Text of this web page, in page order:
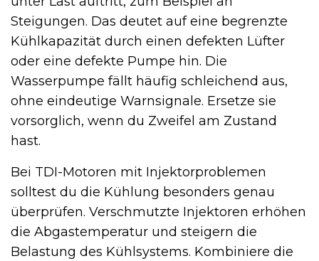
Steigungen. Das deutet auf eine begrenzte
Kühlkapazität durch einen defekten Lüfter
oder eine defekte Pumpe hin. Die
Wasserpumpe fällt häufig schleichend aus,
ohne eindeutige Warnsignale. Ersetze sie
vorsorglich, wenn du Zweifel am Zustand
hast.
Bei TDI-Motoren mit Injektorproblemen
solltest du die Kühlung besonders genau
überprüfen. Verschmutzte Injektoren erhöhen
die Abgastemperatur und steigern die
Belastung des Kühlsystems. Kombiniere die